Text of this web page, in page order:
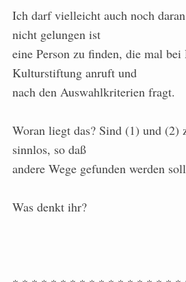
Ich darf vielleicht auch noch
nicht gelungen ist
eine Person zu finden, die mal bei
Kulturstiftung anruft und
nach den Auswahlkriterien fragt.
Woran liegt das? Sind (1) und (2)
sinnlos, so daß
andere Wege gefunden werden
Was denkt ihr?